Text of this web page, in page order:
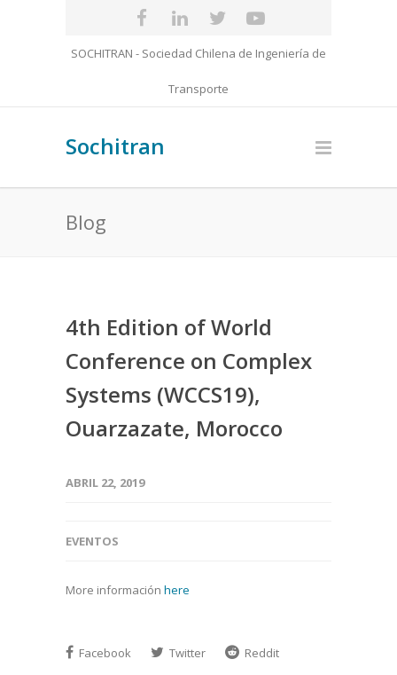
SOCHITRAN - Sociedad Chilena de Ingeniería de
Transporte
Sochitran
Blog
4th Edition of World
Conference on Complex
Systems (WCCS19),
Ouarzazate, Morocco
ABRIL 22, 2019
EVENTOS
More información here
Facebook Twitter
Reddit